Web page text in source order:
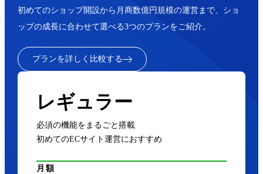
初めてのショップ開設から月商数億円規模の運営まで、ショ
ップの成長に合わせて選べる3つのプランをご紹介。
プランを詳しく比較する
レギュラー
必須の機能をまるごと搭載
初めてのECサイト運営におすすめ
月額